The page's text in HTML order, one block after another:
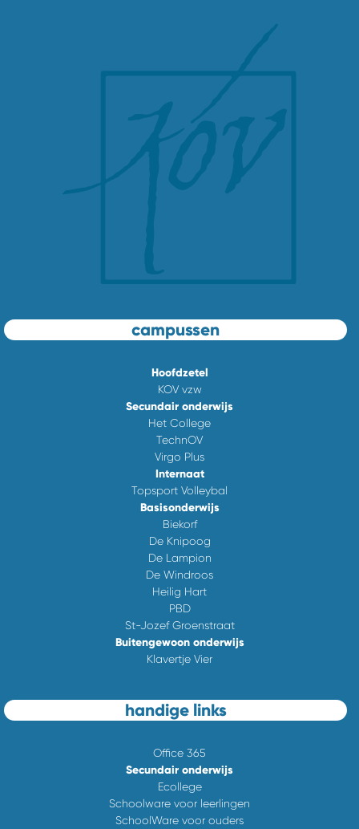
campussen
Hoofdzetel
KOV vzw
Secundair onderwijs
Het College
TechnOV
Virgo Plus
Internaat
Topsport Volleybal
Basisonderwijs
Biekorf
De Knipoog
De Lampion
De Windroos
Heilig Hart
PBD
St-Jozef Groenstraat
Buitengewoon onderwijs
Klavertje Vier
handige links
Office 365
Secundair onderwijs
Ecollege
Schoolware voor leerlingen
SchoolWare voor ouders